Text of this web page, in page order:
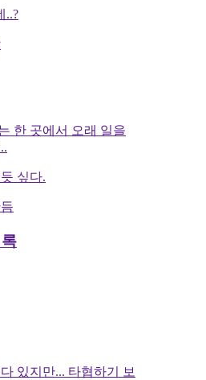
..?
한 곳에서 오래 일을
싶다.
있지만... 타협하기 보